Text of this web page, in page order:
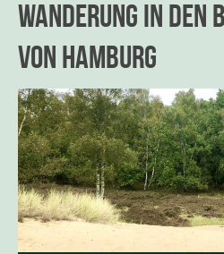
Wanderung in den
von Hamburg